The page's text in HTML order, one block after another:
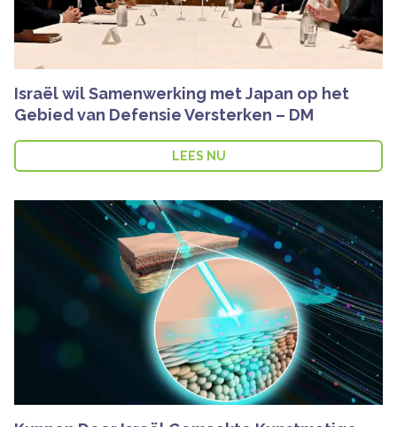
Israël wil Samenwerking met Japan op het
Gebied van Defensie Versterken – DM
LEES NU